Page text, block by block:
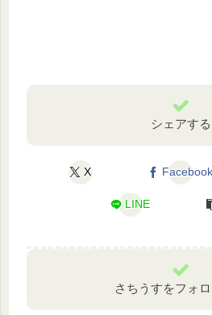
シェアする
X Facebook
LINE
さちうすをフォ